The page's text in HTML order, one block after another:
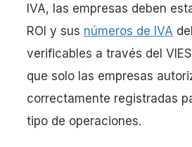
IVA, las empresas deben
ROI y sus números de IVA
verificables a través del
que solo las empresas
correctamente registradas
tipo de operaciones.